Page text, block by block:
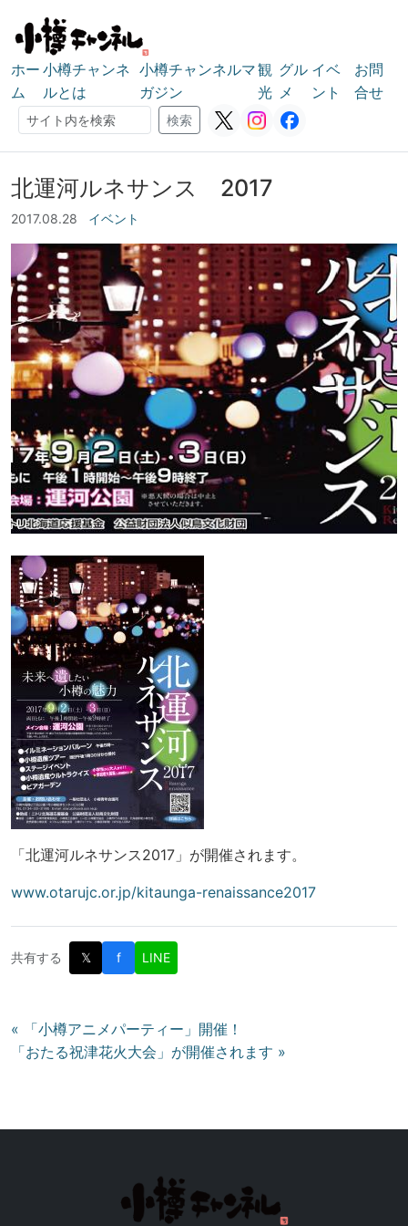
ホー
ム
小樽チャンネ
ルとは
小樽チャンネルマ
ガジン
観
光
グル
メ
イベ
ント
お問
合せ
検索
検索
北運河ルネサンス 2017
2017.08.28 イベント
「北運河ルネサンス2017」が開催されます。
www.otarujc.or.jp/kitaunga-renaissance2017
共有する 𝕏 f LINE
投
稿
« 「小樽アニメパーティー」開催！
「おたる祝津花火大会」が開催されます »